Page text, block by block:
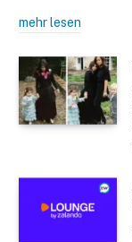
mehr lesen